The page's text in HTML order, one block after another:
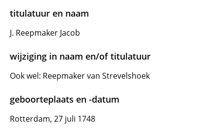
titulatuur en naam
J. Reepmaker Jacob
wijziging in naam en/of titulatuur
Ook wel: Reepmaker van Strevelshoek
geboorteplaats en -datum
Rotterdam, 27 juli 1748